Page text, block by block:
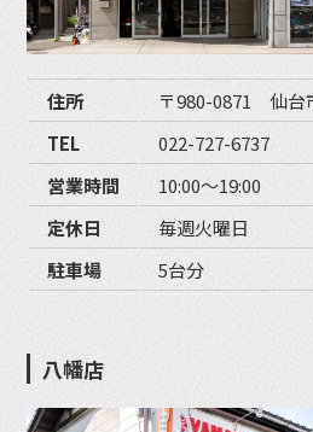
住所
〒980-0871 仙台
TEL
022-727-6737
営業時間
10:00〜19:00
定休日
毎週火曜日
駐車場
5台分
八幡店